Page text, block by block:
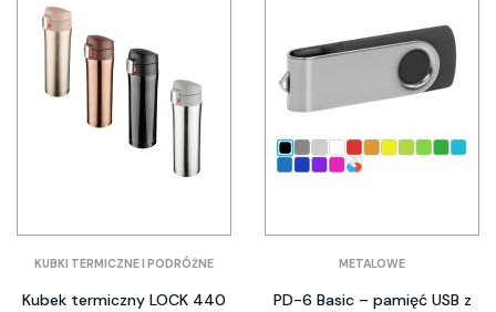
KUBKI TERMICZNE I PODRÓŻNE
Kubek termiczny LOCK 440
METALOWE
PD-6 Basic – pamięć USB z